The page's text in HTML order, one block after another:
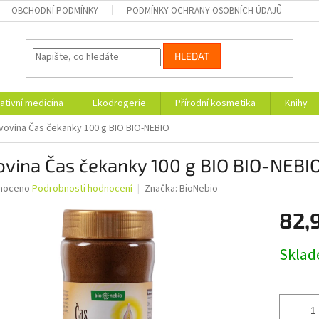
OBCHODNÍ PODMÍNKY PODMÍNKY OCHRANY OSOBNÍCH ÚDAJŮ
HLEDAT
medicína Ekodrogerie Přírodní kosmetika Knihy
Čas čekanky 100 g BIO BIO-NEBIO
Čas čekanky 100 g BIO BIO-
Podrobnosti hodnocení Značka: BioNebio
cena: